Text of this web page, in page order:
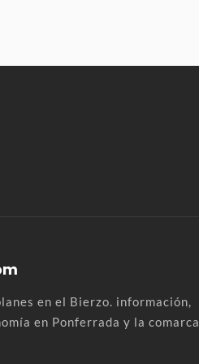
en el Bierzo. información,
en Ponferrada y la comarca